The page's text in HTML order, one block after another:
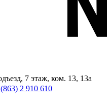
7 этаж, ком. 13, 13а
2 910 610